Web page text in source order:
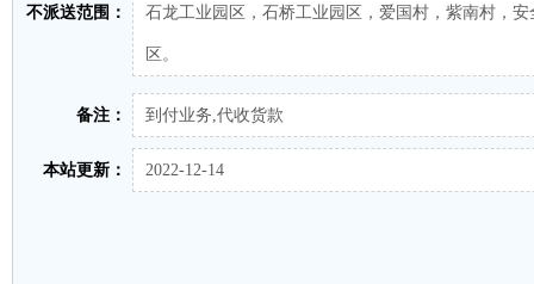
不派送范围： 石龙工业园区，石桥工业园区，爱国村，紫南村，
区。
备注： 到付业务,代收货款
本站更新： 2022-12-14